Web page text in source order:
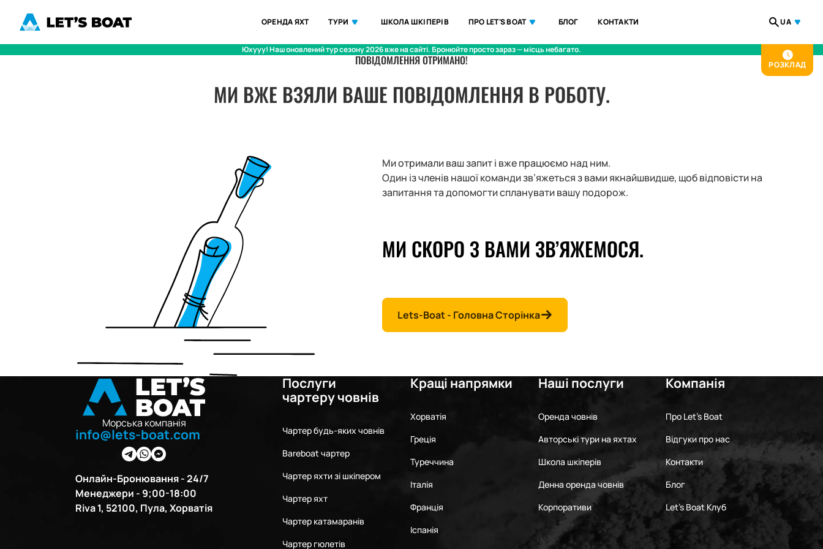
ОРЕНДА ЯХТ ТУРИ ШКОЛА ШКІПЕРІВ ПРО LET'S BOAT БЛОГ КОНТАКТИ UA
Юхууу! Наш оновлений тур сезону 2026 вже на сайті. Бронюйте просто зараз — місць небагато.
РОЗКЛАД
ПОВІДОМЛЕННЯ ОТРИМАНО!
МИ ВЖЕ ВЗЯЛИ ВАШЕ ПОВІДОМЛЕННЯ В РОБОТУ.
Ми отримали ваш запит і вже працюємо над ним.
Один із членів нашої команди зв’яжеться з вами якнайшвидше, щоб відповісти на
запитання та допомогти спланувати вашу подорож.
МИ СКОРО З ВАМИ ЗВ’ЯЖЕМОСЯ.
Lets-Boat - Головна Сторінка
Морська компанія
info@lets-boat.com
Онлайн-Бронювання - 24/7
Менеджери - 9;00-18:00
Riva 1, 52100, Пула, Хорватія
Послуги
чартеру човнів
Чартер будь-яких човнів
Bareboat чартер
Чартер яхти зі шкіпером
Чартер яхт
Чартер катамаранів
Чартер гюлетів
Кращі напрямки
Хорватія
Греція
Туреччина
Італія
Франція
Іспанія
Наші послуги
Оренда човнів
Авторські тури на яхтах
Школа шкіперів
Денна оренда човнів
Корпоративи
Компанія
Про Let's Boat
Відгуки про нас
Контакти
Блог
Let's Boat Клуб